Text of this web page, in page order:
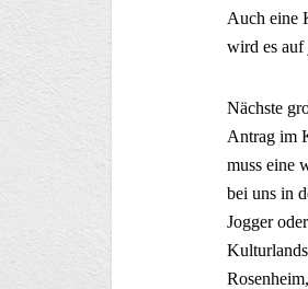
Auch eine
wird es auf
Nächste
Antrag im
muss eine
bei uns in
Jogger